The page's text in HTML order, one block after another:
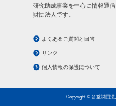
研究助成事業を中心に情報通
財団法人です。
よくあるご質問と回答
リンク
個人情報の保護について
Copyright © 公益財団